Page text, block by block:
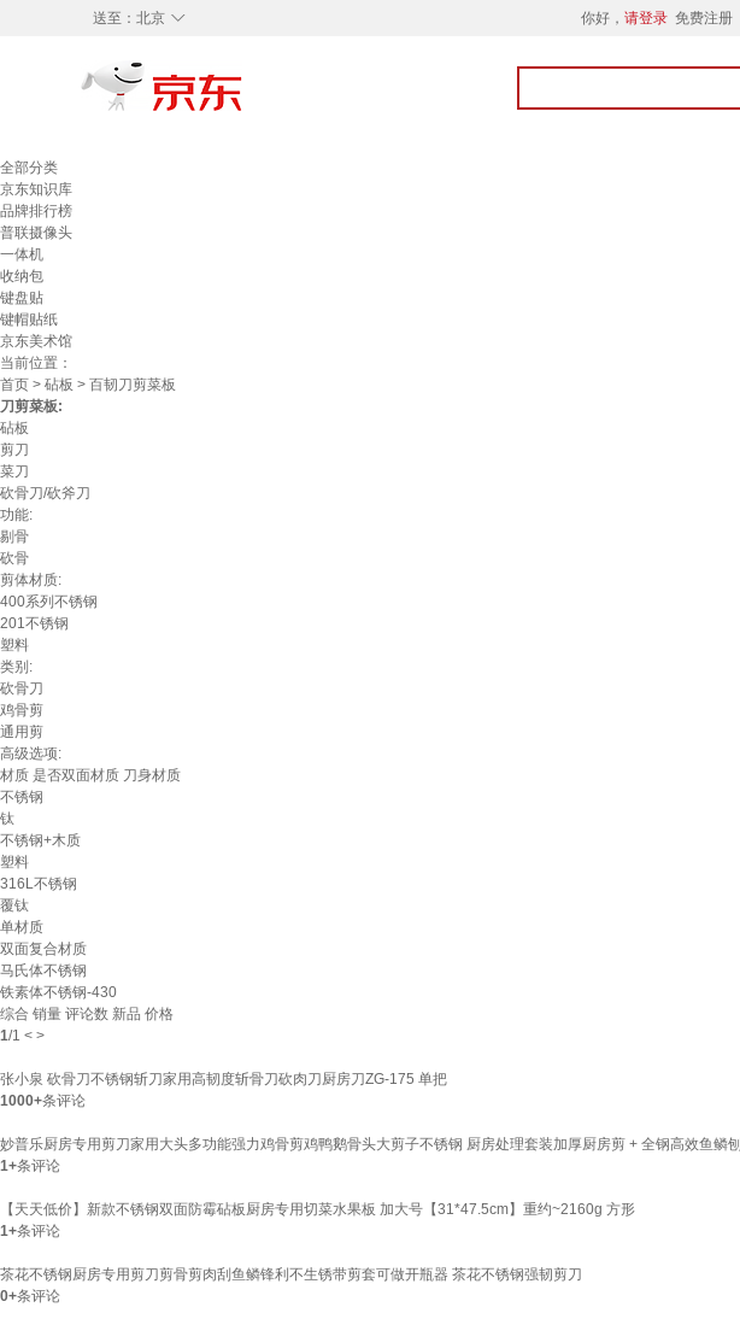
◇
送至： 北京 你好， 请登录 免费注册
全部分类
京东知识库
品牌排行榜
普联摄像头
一体机
收纳包
键盘贴
键帽贴纸
京东美术馆
当前位置：
首页 > 砧板 > 百韧刀剪菜板
刀剪菜板:
砧板
剪刀
菜刀
砍骨刀/砍斧刀
功能:
剔骨
砍骨
剪体材质:
400系列不锈钢
201不锈钢
塑料
类别:
砍骨刀
鸡骨剪
通用剪
高级选项:
材质 是否双面材质 刀身材质
不锈钢
钛
不锈钢+木质
塑料
316L不锈钢
覆钛
单材质
双面复合材质
马氏体不锈钢
铁素体不锈钢-430
综合 销量 评论数 新品 价格
1/1 < >
张小泉 砍骨刀不锈钢斩刀家用高韧度斩骨刀砍肉刀厨房刀ZG-175 单把
1000+条评论
妙普乐厨房专用剪刀家用大头多功能强力鸡骨剪鸡鸭鹅骨头大剪子不锈钢 厨房处理套装加厚厨房剪 + 全钢高效鱼鳞刨
1+条评论
【天天低价】新款不锈钢双面防霉砧板厨房专用切菜水果板 加大号【31*47.5cm】重约~2160g 方形
1+条评论
茶花不锈钢厨房专用剪刀剪骨剪肉刮鱼鳞锋利不生锈带剪套可做开瓶器 茶花不锈钢强韧剪刀
0+条评论